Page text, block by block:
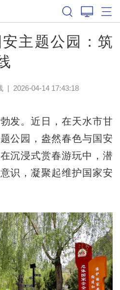
主题公园：筑
| 2026-04-14 17:43:18
。近日，在天水市甘
公园，盎然春色与国安
沉浸式赏春游玩中，潜
识，凝聚起维护国家安